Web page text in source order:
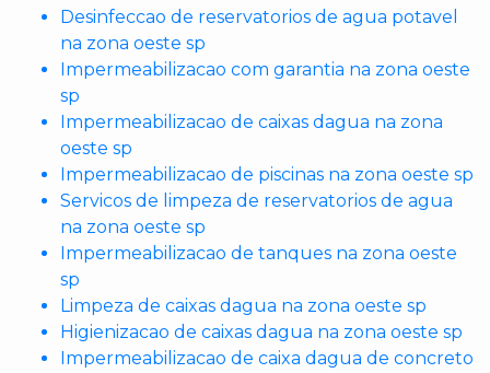
Desinfeccao de reservatorios de agua potavel
na zona oeste sp
Impermeabilizacao com garantia na zona oeste
sp
Impermeabilizacao de caixas dagua na zona
oeste sp
Impermeabilizacao de piscinas na zona oeste sp
Servicos de limpeza de reservatorios de agua
na zona oeste sp
Impermeabilizacao de tanques na zona oeste
sp
Limpeza de caixas dagua na zona oeste sp
Higienizacao de caixas dagua na zona oeste sp
Impermeabilizacao de caixa dagua de concreto